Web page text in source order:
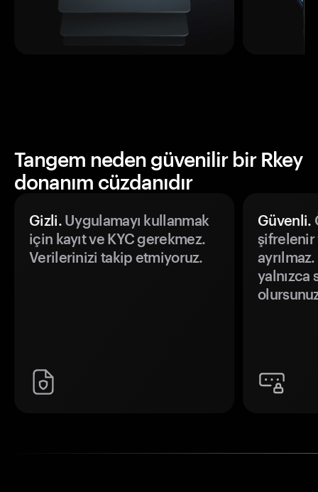
Tangem neden güvenilir bir Rkey
donanım cüzdanıdır
Gizli.Uygulamayı kullanmak
için kayıt ve KYC gerekmez.
Verilerinizi takip etmiyoruz.
Güvenli.
şifrelenir
yalnızca